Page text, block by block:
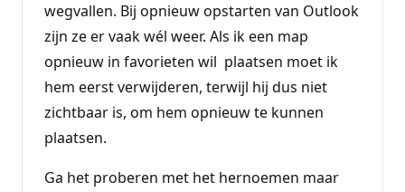
wegvallen. Bij opnieuw opstarten van Outlook
zijn ze er vaak wél weer. Als ik een map
opnieuw in favorieten wil plaatsen moet ik
hem eerst verwijderen, terwijl hij dus niet
zichtbaar is, om hem opnieuw te kunnen
plaatsen.
Ga het proberen met het hernoemen maar